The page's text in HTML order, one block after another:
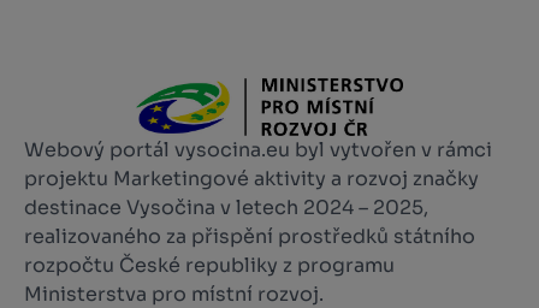
Webový portál vysocina.eu byl vytvořen v rámci
projektu Marketingové aktivity a rozvoj značky
destinace Vysočina v letech 2024 – 2025,
realizovaného za přispění prostředků státního
rozpočtu České republiky z programu
Ministerstva pro místní rozvoj.